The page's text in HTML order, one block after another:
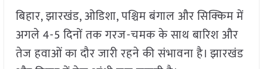
बिहार, झारखंड, ओडिशा, पश्चिम बंगाल और सिक्किम में
अगले 4-5 दिनों तक गरज-चमक के साथ बारिश और
तेज हवाओं का दौर जारी रहने की संभावना है। झारखंड